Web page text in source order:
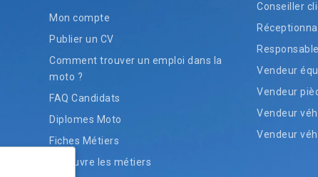
Mon compte
Publier un CV
Comment trouver un emploi dans la
moto ?
FAQ Candidats
Diplomes Moto
Fiches Métiers
Découvre les métiers
Conseiller
Vendeur
Vendeur
Vendeur
Vendeur